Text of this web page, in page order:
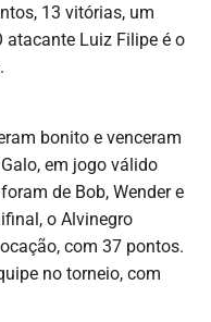
13 vitórias, um
atacante Luiz Filipe é o
bonito e venceram
em jogo válido
de Bob, Wender e
o Alvinegro
com 37 pontos.
no torneio, com